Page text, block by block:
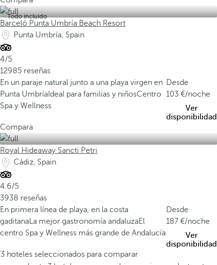
Todo incluido
Barceló Punta Umbría Beach Resort
Punta Umbría, Spain
4/5
12985 reseñas
En un paraje natural junto a una playa virgen en
Punta Umbría Ideal para familias y niñosCentro
Spa y Wellness
Desde
103
/noche
Ver
disponibilidad
Compara
Royal Hideaway Sancti Petri
Cádiz, Spain
4.6/5
3938 reseñas
En primera línea de playa, en la costa
gaditanaLa mejor gastronomía andaluzaEl
centro Spa y Wellness más grande de Andalucía
Desde
187
/noche
Ver
disponibilidad
hoteles seleccionados para comparar